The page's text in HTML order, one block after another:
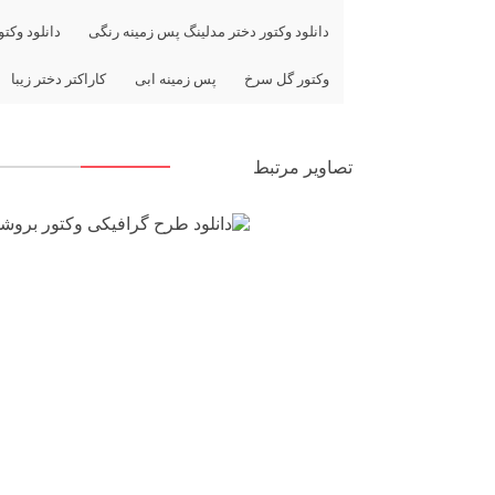
دانلود وکتور دختر مدلینگ پس زمینه رنگی دانلود
وکتور گل سرخ پس زمینه ابی کاراکتر دختر زیبا
تصاویر مرتبط